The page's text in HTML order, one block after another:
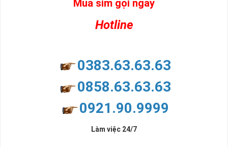
Mua sim gọi ngay
Hotline
0383.63.63.63
0858.63.63.63
0921.90.9999
Làm việc 24/7